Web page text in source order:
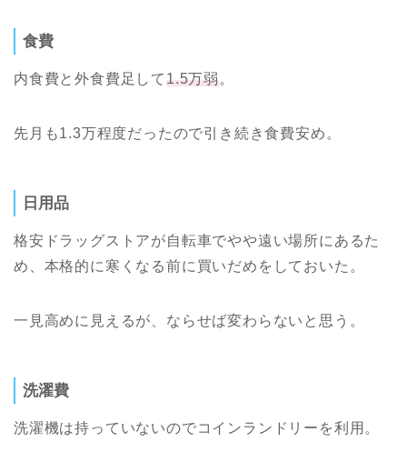
食費
内食費と外食費足して1.5万弱。
先月も1.3万程度だったので引き続き食費安め。
日用品
格安ドラッグストアが自転車でやや遠い場所にあるた
め、本格的に寒くなる前に買いだめをしておいた。
一見高めに見えるが、ならせば変わらないと思う。
洗濯費
洗濯機は持っていないのでコインランドリーを利用。